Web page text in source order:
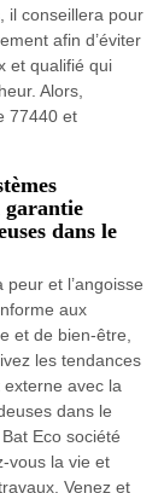
il conseillera pour
afin d’éviter
et qualifié qui
Alors,
77440 et
garantie
dans le
et l’angoisse
aux
et de bien-être,
les tendances
avec la
dans le
Eco société
vous la vie et
Venez et